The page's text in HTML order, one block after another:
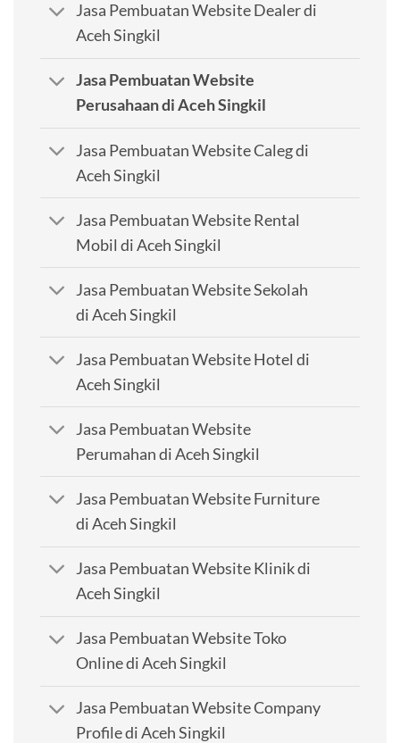
Jasa Pembuatan Website Dealer di
Aceh Singkil
Jasa Pembuatan Website
Perusahaan di Aceh Singkil
Jasa Pembuatan Website Caleg di
Aceh Singkil
Jasa Pembuatan Website Rental
Mobil di Aceh Singkil
Jasa Pembuatan Website Sekolah
di Aceh Singkil
Jasa Pembuatan Website Hotel di
Aceh Singkil
Jasa Pembuatan Website
Perumahan di Aceh Singkil
Jasa Pembuatan Website Furniture
di Aceh Singkil
Jasa Pembuatan Website Klinik di
Aceh Singkil
Jasa Pembuatan Website Toko
Online di Aceh Singkil
Jasa Pembuatan Website Company
Profile di Aceh Singkil